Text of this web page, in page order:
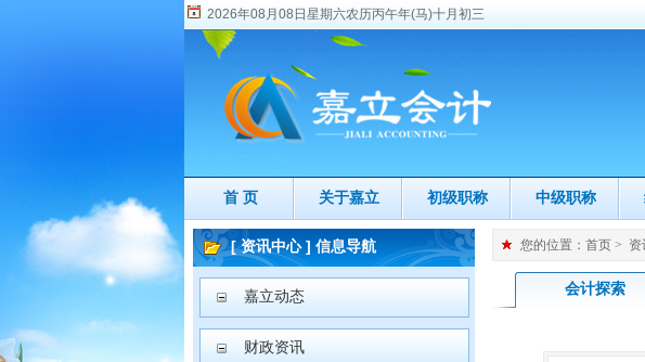
2026年08月08日星期六农历丙午年(马)十月初三
首 页 关于嘉立 初级职称 中级职称
[ 资讯中心 ] 信息导航
嘉立动态
财政资讯
您的位置： 首页> 资
会计探索